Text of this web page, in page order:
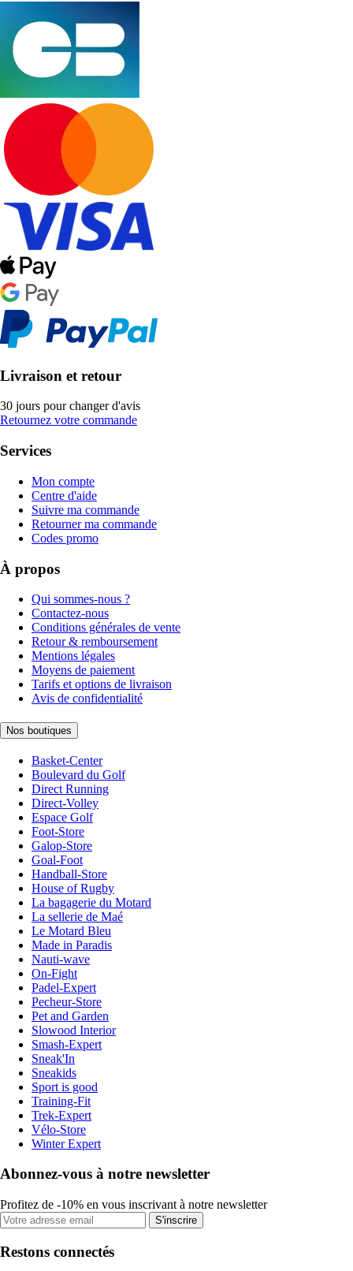
Livraison et retour
30 jours pour changer d'avis
Retournez votre commande
Services
Mon compte
Centre d'aide
Suivre ma commande
Retourner ma commande
Codes promo
À propos
Qui sommes-nous ?
Contactez-nous
Conditions générales de vente
Retour & remboursement
Mentions légales
Moyens de paiement
Tarifs et options de livraison
Avis de confidentialité
Nos boutiques
Basket-Center
Boulevard du Golf
Direct Running
Direct-Volley
Espace Golf
Foot-Store
Galop-Store
Goal-Foot
Handball-Store
House of Rugby
La bagagerie du Motard
La sellerie de Maé
Le Motard Bleu
Made in Paradis
Nauti-wave
On-Fight
Padel-Expert
Pecheur-Store
Pet and Garden
Slowood Interior
Smash-Expert
Sneak'In
Sneakids
Sport is good
Training-Fit
Trek-Expert
Vélo-Store
Winter Expert
Abonnez-vous à notre newsletter
Profitez de -10% en vous inscrivant à notre newsletter
S'inscrire
Restons connectés